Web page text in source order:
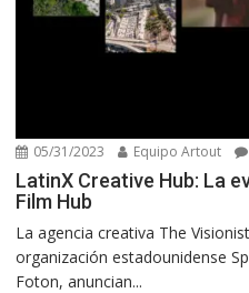
05/31/2023 Equipo Artout
LatinX Creative Hub: La
Film Hub
La agencia creativa The
organización estadounidense
Foton, anuncian...